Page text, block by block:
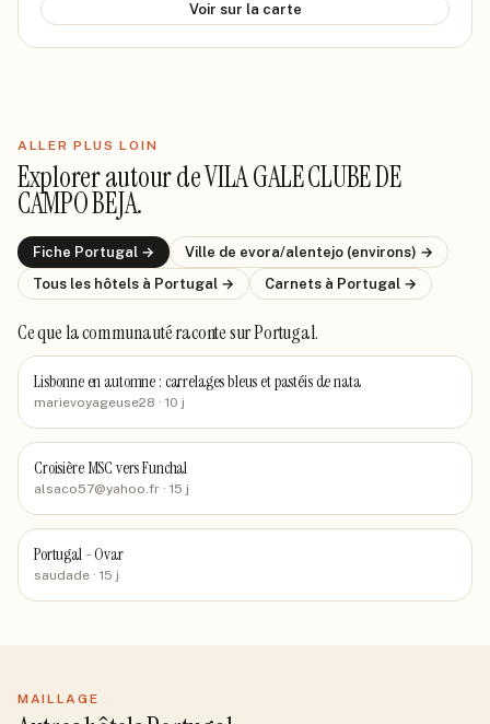
Voir sur la carte
ALLER PLUS LOIN
Explorer autour deVILA GALE CLUBE DE
CAMPO BEJA.
Fiche Portugal → Ville de evora/alentejo (environs) →
Tous les hôtels à Portugal → Carnets à Portugal →
Ce que la communauté racontesur Portugal.
Lisbonne en automne : carrelages bleus et pastéis de nata
marievoyageuse28 · 10 j
Croisière MSC vers Funchal
alsaco57@yahoo.fr · 15 j
Portugal - Ovar
saudade · 15 j
MAILLAGE